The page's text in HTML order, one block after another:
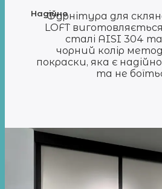
Надійно
Фурнітура для
LOFT виготовляється
сталі AISI 304
чорний колір
покраски, яка є
та не